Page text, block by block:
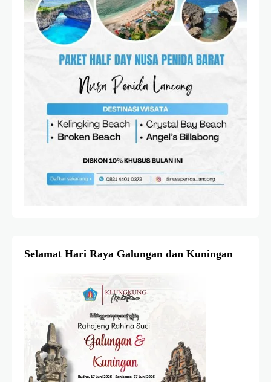
Selamat Hari Raya Galungan dan Kuningan